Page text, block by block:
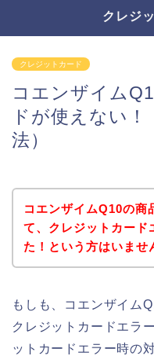
クレジ
クレジットカード
コエンザイム
ドが使えない
法）
コエンザイムQ10の商
て、クレジットカード
た！という方はいませ
もしも、コエンザイム
クレジットカードエラ
ットカードエラー時の